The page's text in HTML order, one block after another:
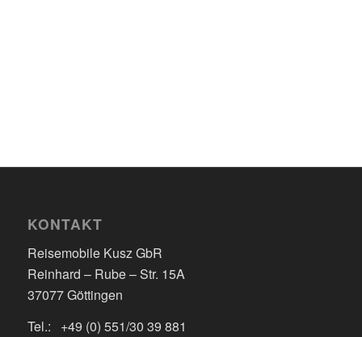
KONTAKT
Reisemobile Kusz GbR
Reinhard – Rube – Str. 15A
37077 Göttingen
Tel.: +49 (0) 551/30 39 881